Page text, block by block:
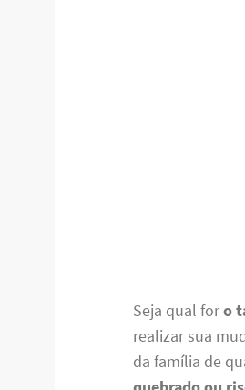
Seja qual foro
realizar sua
da família de